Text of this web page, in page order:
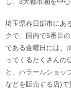
し、3大都市圏を中
埼玉県春日部市にあ
クで、国内で5番目
である金曜日には、
ってくるたくさんの
と、ハラールショッ
などを販売する店)で